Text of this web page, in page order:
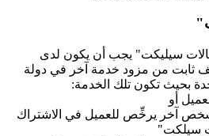
سيليكت" يجب أن يكون لدى
ثابت من مزود خدمة آخر في دولة
بحيث تكون تلك الخدمة:
أو
آخر يرخِّص للعميل في الاشتراك
سيلكت"